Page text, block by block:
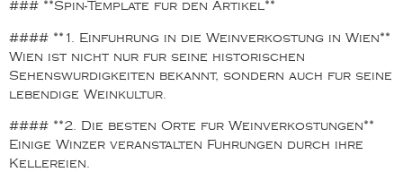
### **Spin-Template fur den Artikel**
#### **1. Einfuhrung in die Weinverkostung in Wien**
Wien ist nicht nur fur seine historischen
Sehenswurdigkeiten bekannt, sondern auch fur seine
lebendige Weinkultur.
#### **2. Die besten Orte fur Weinverkostungen**
Einige Winzer veranstalten Fuhrungen durch ihre
Kellereien.